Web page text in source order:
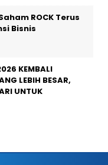
ROCK Terus
Bisnis
KEMBALI
LEBIH BESAR,
UNTUK